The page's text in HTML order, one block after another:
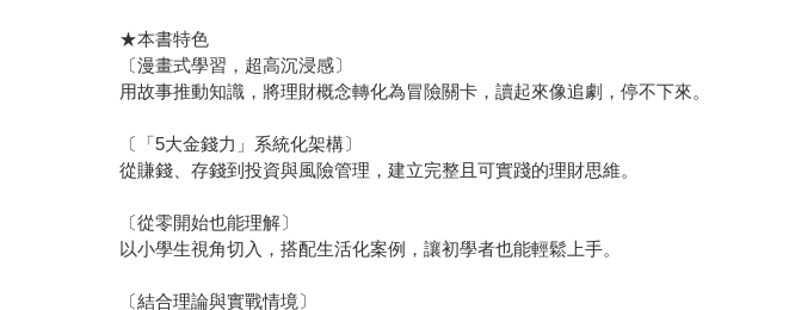
★本書特色
〔漫畫式學習，超高沉浸感〕
用故事推動知識，將理財概念轉化為冒險關卡，讀起來像追劇，停不下來。
〔「5大金錢力」系統化架構〕
從賺錢、存錢到投資與風險管理，建立完整且可實踐的理財思維。
〔從零開始也能理解〕
以小學生視角切入，搭配生活化案例，讓初學者也能輕鬆上手。
〔結合理論與實戰情境〕